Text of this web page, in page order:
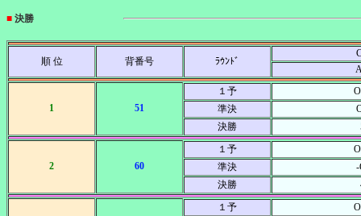
■ 決勝
順 位 背番号 ﾗｳﾝﾄﾞ
1 51
１予
準決
決勝
2 60
１予
準決
-
決勝
１予